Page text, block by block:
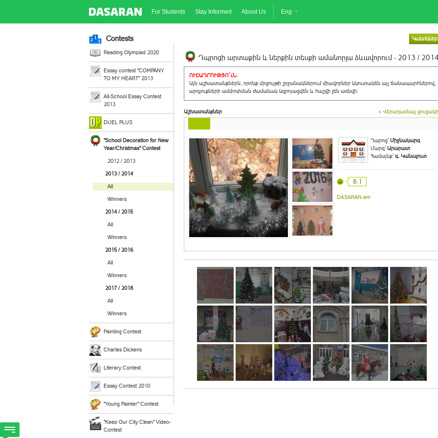
For Students Stay Informed About Us Eng
Contests Կանոններ
Reading Olympiad 2020
Essay contest "COMPANY
TO MY HEART" 2013
All-School Essay Contest
2013
DUEL PLUS
"School Decoration for New
Year/Christmas" Contest
2012 / 2013
2013 / 2014
All
Winners
2014 / 2015
All
Winners
2015 / 2016
All
Winners
2017 / 2018
All
Winners
Painting Contest
Charles Dickens
Literary Contest
Essay Contest 2010
"Young Painter" Contest
"Keep Our City Clean" Video-
Contest
Դպրոցի արտաքին և ներքին տեսքի ամանորյա ձևավորում - 2013 / 2014
ՈՒՇԱԴՐՈՒԹՅՈ´ւՆ.
Այն աշխատանքներն, որոնք մրցույթի շրջանակներում միավորներ կկուտակեն այլ ճանապարհներով,
արդյուքների ամփոփման ժամանակ կզրոյացվեն և հաշվի չեն առնվի:
Աշխատանքներ « Վերադառնալ
Դպրոց`Միջնակարգ
Մարզ`Արարատ
Համայնք`գ. Կանաչուտ
8.1
DASARAN.am